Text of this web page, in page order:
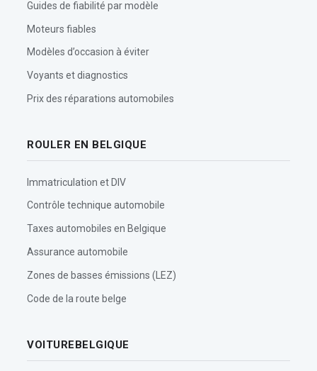
Guides de fiabilité par modèle
Moteurs fiables
Modèles d’occasion à éviter
Voyants et diagnostics
Prix des réparations automobiles
ROULER EN BELGIQUE
Immatriculation et DIV
Contrôle technique automobile
Taxes automobiles en Belgique
Assurance automobile
Zones de basses émissions (LEZ)
Code de la route belge
VOITUREBELGIQUE